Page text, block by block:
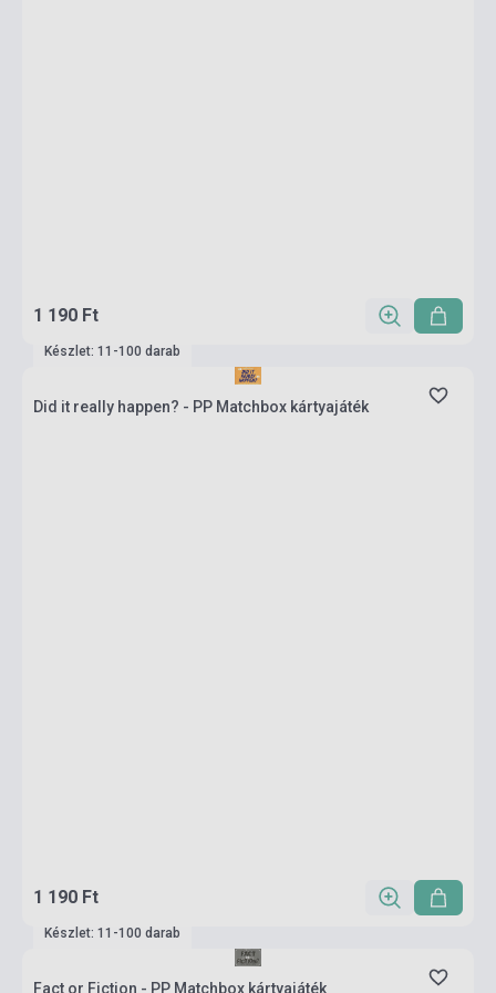
1 190 Ft
Készlet: 11-100 darab
Did it really happen? - PP Matchbox kártyajáték
1 190 Ft
Készlet: 11-100 darab
Fact or Fiction - PP Matchbox kártyajáték